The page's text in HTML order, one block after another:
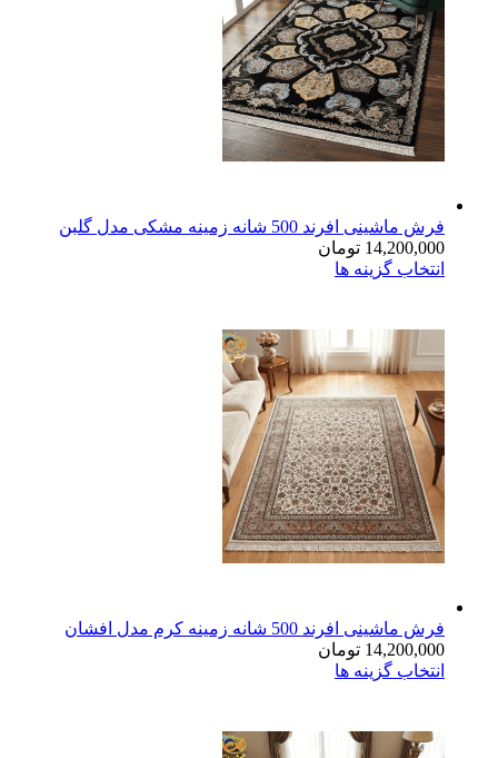
فرش ماشینی افرند 500 شانه زمینه مشکی مدل گلبن
14,200,000 تومان
انتخاب گزینه ها
فرش ماشینی افرند 500 شانه زمینه کرم مدل افشان
14,200,000 تومان
انتخاب گزینه ها